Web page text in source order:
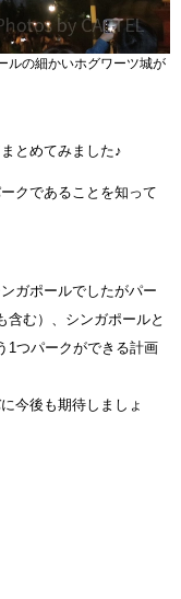
ルの細かいホグワーツ城が
とめてみました♪
クであることを知って
ガポールでしたがパー
含む）、シンガポールと
1つパークができる計画
今後も期待しましょ